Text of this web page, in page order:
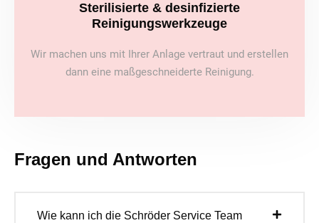
Sterilisierte & desinfizierte
Reinigungswerkzeuge
Wir machen uns mit Ihrer Anlage vertraut und erstellen
dann eine maßgeschneiderte Reinigung.
Fragen und Antworten
Wie kann ich die Schröder Service Team